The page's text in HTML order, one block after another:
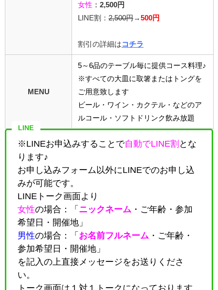
女性 ： 2,500円
LINE割： 2,500円 → 500円
割引の詳細は コチラ
MENU
5～6品のテーブル毎に提供コース料理♪
※すべての大皿に取箸またはトングを
ご用意致します
ビール・ワイン・カクテル・などのア
ルコール・ソフトドリンク飲み放題
LINE
※LINEお申込みすることで自動でLINE割 とな
ります♪
お申し込みフォーム以外にLINEでのお申し込
みが可能です。
LINEトーク画面より
女性の場合：「 ニックネーム ・
ご年齢・参加
希望日・開催地」
男性の場合：「 お名前フルネーム ・
ご年齢・
参加希望日・開催地」
を記入の上直接メッセージをお送りくださ
い。
トーク画面は１対１トークになっております